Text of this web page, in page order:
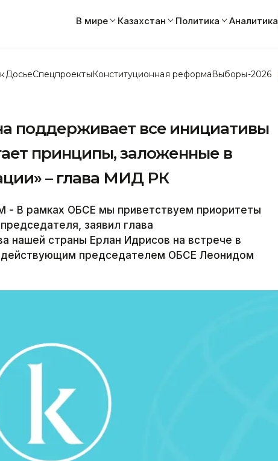
В мире Казахстан Политика Аналитика
ДосьеСпецпроектыКонституционная реформаВыборы-2026
поддерживает все инициативы
принципы, заложенные в
– глава МИД РК
В рамках ОБСЕ мы приветствуем приоритеты
заявил глава
нашей страны Ерлан Идрисов на встрече в
председателем ОБСЕ Леонидом